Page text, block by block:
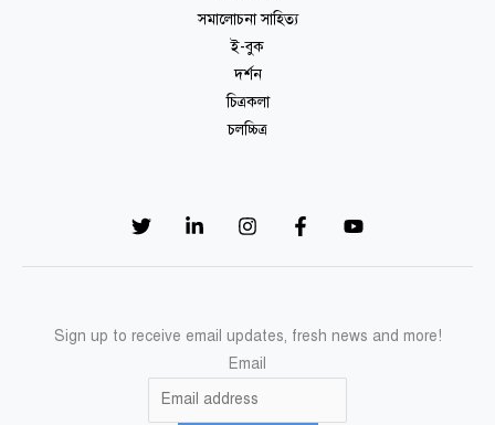
সমালোচনা সাহিত্য
ই-বুক
দর্শন
চিত্রকলা
চলচ্চিত্র
Sign up to receive email updates, fresh news and more!
Email